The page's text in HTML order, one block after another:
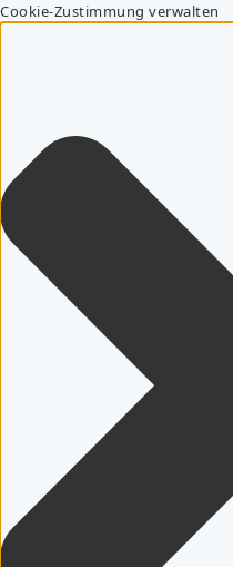
Cookie-Zustimmung verwalten